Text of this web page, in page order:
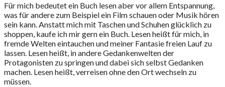
Für mich bedeutet ein Buch lesen aber vor allem Entspannung,
was für andere zum Beispiel ein Film schauen oder Musik hören
sein kann. Anstatt mich mit Taschen und Schuhen glücklich zu
shoppen, kaufe ich mir gern ein Buch. Lesen heißt für mich, in
fremde Welten eintauchen und meiner Fantasie freien Lauf zu
lassen. Lesen heißt, in andere Gedankenwelten der
Protagonisten zu springen und dabei sich selbst Gedanken
machen. Lesen heißt, verreisen ohne den Ort wechseln zu
müssen.